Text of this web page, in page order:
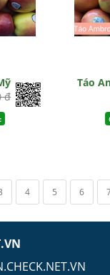
đ
Táo
4 5 6